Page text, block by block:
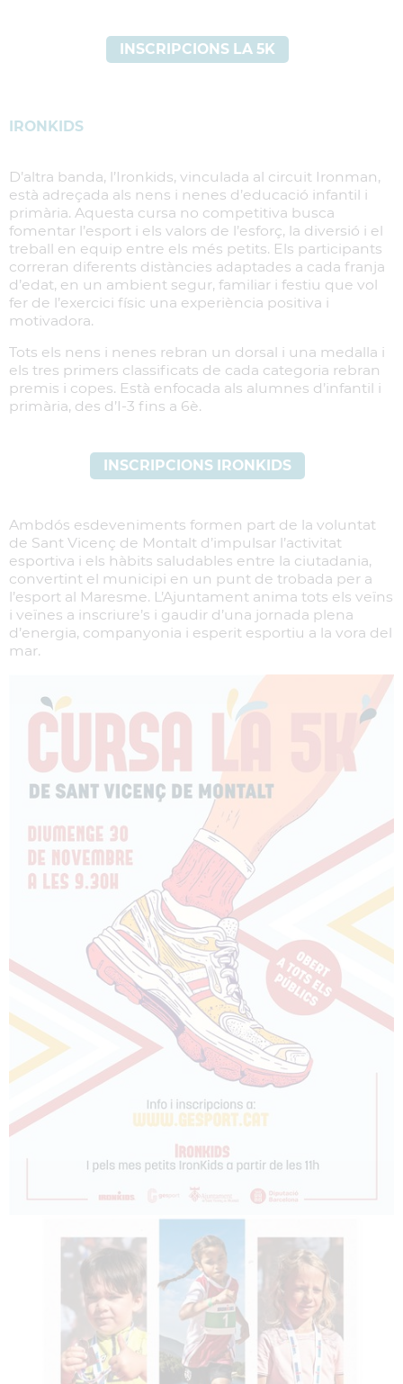
INSCRIPCIONS LA 5K
IRONKIDS
D’altra banda, l’Ironkids, vinculada al circuit Ironman,
està adreçada als nens i nenes d’educació infantil i
primària. Aquesta cursa no competitiva busca
fomentar l’esport i els valors de l’esforç, la diversió i el
treball en equip entre els més petits. Els participants
correran diferents distàncies adaptades a cada franja
d’edat, en un ambient segur, familiar i festiu que vol
fer de l’exercici físic una experiència positiva i
motivadora.
Tots els nens i nenes rebran un dorsal i una medalla i
els tres primers classificats de cada categoria rebran
premis i copes. Està enfocada als alumnes d’infantil i
primària, des d’I-3 fins a 6è.
INSCRIPCIONS IRONKIDS
Ambdós esdeveniments formen part de la voluntat
de Sant Vicenç de Montalt d’impulsar l’activitat
esportiva i els hàbits saludables entre la ciutadania,
convertint el municipi en un punt de trobada per a
l’esport al Maresme. L’Ajuntament anima tots els veïns
i veïnes a inscriure’s i gaudir d’una jornada plena
d’energia, companyonia i esperit esportiu a la vora del
mar.